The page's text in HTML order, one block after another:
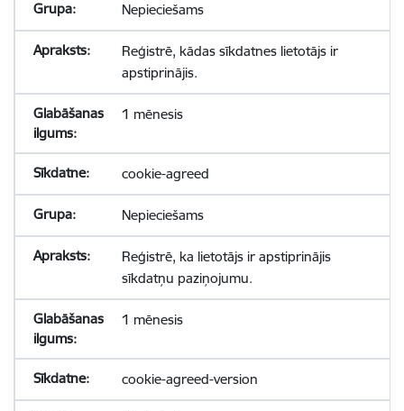
Nepieciešams
Reģistrē, kādas sīkdatnes lietotājs ir
apstiprinājis.
1 mēnesis
cookie-agreed
Nepieciešams
Reģistrē, ka lietotājs ir apstiprinājis
sīkdatņu paziņojumu.
1 mēnesis
cookie-agreed-version